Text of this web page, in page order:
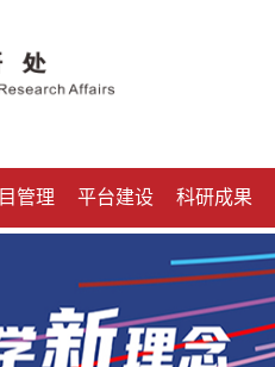
管理 平台建设 科研成果